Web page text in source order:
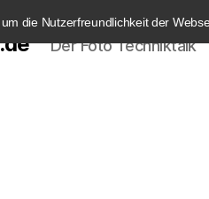
die Nutzerfreundlichkeit der
Der Foto Techniktalk